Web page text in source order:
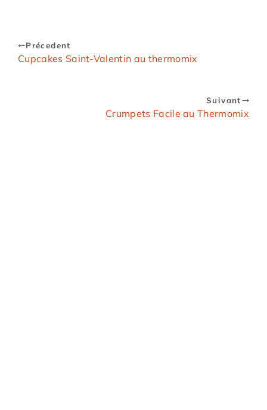
Précedent
Cupcakes Saint-Valentin au thermomix
Suivant
Crumpets Facile au Thermomix